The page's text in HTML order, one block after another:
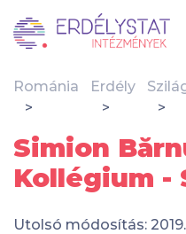
Románia Erdély
Simion
Kollégium -
Utolsó módosítás: